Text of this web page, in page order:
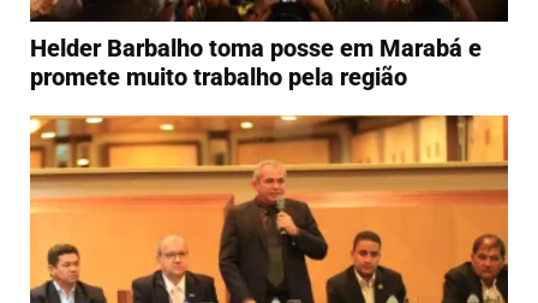
Helder Barbalho toma posse em Marabá e
promete muito trabalho pela região